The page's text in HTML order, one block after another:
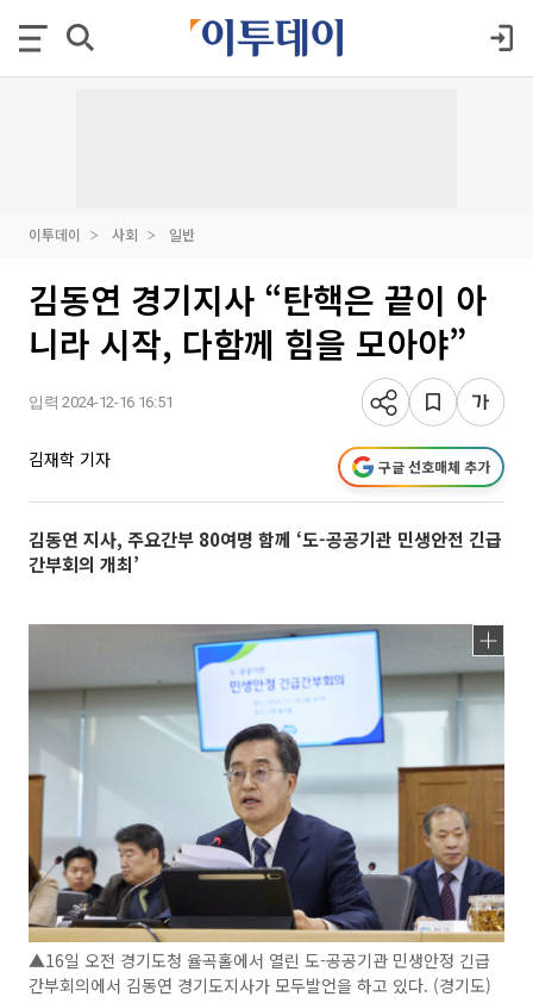
이투데이 사회 일반
김동연 경기지사 “탄핵은 끝이 아
니라 시작, 다함께 힘을 모아야”
입력 2024-12-16 16:51
김재학 기자 구글 선호매체 추가
김동연 지사, 주요간부 80여명 함께 ‘도-공공기관 민생안전 긴급
간부회의 개최’
▲16일 오전 경기도청 율곡홀에서 열린 도-공공기관 민생안정 긴급
간부회의에서 김동연 경기도지사가 모두발언을 하고 있다. (경기도)